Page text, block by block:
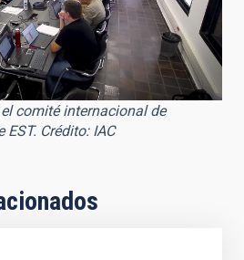
comité internacional de
Crédito: IAC